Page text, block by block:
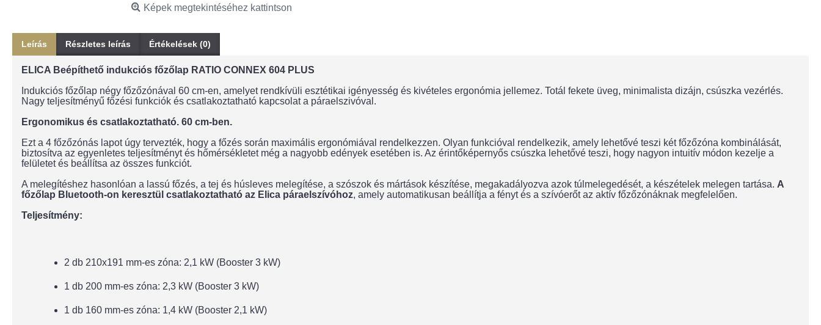
Képek megtekintéséhez kattintson
Leírás Részletes leírás Értékelések (0)
ELICA Beépíthető indukciós főzőlap RATIO CONNEX 604 PLUS
Indukciós főzőlap négy főzőzónával 60 cm-en, amelyet rendkívüli esztétikai igényesség és kivételes ergonómia jellemez. Totál fekete üveg, minimalista dizájn, csúszka vezérlés.
Nagy teljesítményű főzési funkciók és csatlakoztatható kapcsolat a páraelszivóval.
Ergonomikus és csatlakoztatható. 60 cm-ben.
Ezt a 4 főzőzónás lapot úgy tervezték, hogy a főzés során maximális ergonómiával rendelkezzen. Olyan funkcióval rendelkezik, amely lehetővé teszi két főzőzóna kombinálását,
biztosítva az egyenletes teljesítményt és hőmérsékletet még a nagyobb edények esetében is. Az érintőképernyős csúszka lehetővé teszi, hogy nagyon intuitív módon kezelje a
felületet és beállítsa az összes funkciót.
A melegítéshez hasonlóan a lassú főzés, a tej és húsleves melegítése, a szószok és mártások készítése, megakadályozva azok túlmelegedését, a készételek melegen tartása. A
főzőlap Bluetooth-on keresztül csatlakoztatható az Elica páraelszívóhoz, amely automatikusan beállítja a fényt és a szívóerőt az aktív főzőzónáknak megfelelően.
Teljesítmény:
2 db 210x191 mm-es zóna: 2,1 kW (Booster 3 kW)
1 db 200 mm-es zóna: 2,3 kW (Booster 3 kW)
1 db 160 mm-es zóna: 1,4 kW (Booster 2,1 kW)